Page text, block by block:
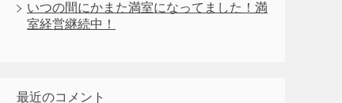
いつの間にかまた満室になってました！満
室経営継続中！
最近のコメント